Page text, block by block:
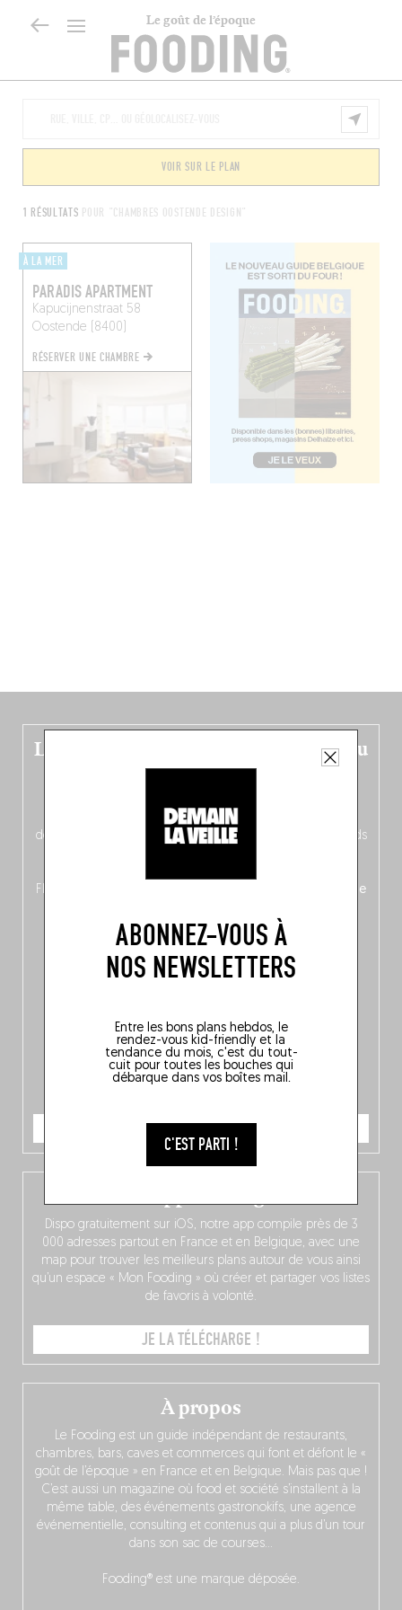
Le goût de l’époque
ABONNEZ-VOUS À
NOS NEWSLETTERS
Entre les bons plans hebdos, le
rendez-vous kid-friendly et la
tendance du mois, c'est du tout-
cuit pour toutes les bouches qui
débarque dans vos boîtes mail.
C'EST PARTI !
1 RÉSULTATS POUR "CHAMBRES OOSTENDE DESIGN"
VOIR SUR LE PLAN
À LA MER
PARADIS APARTMENT
Kapucijnenstraat 58
Oostende (8400)
RÉSERVER UNE CHAMBRE
Le nouveau guide Belgique est sorti du
four !
néerlandais côté face – à moins que ne soit l’inverse ?),
découvrez
une partie mag « Nord-Zuid »
qui met les pieds
Flandre, à Bruxelles et en Wallonie, ainsi qu’
un palmarès de
JE COMMANDE
À propos
Le Fooding est un guide indépendant de restaurants,
chambres, bars, caves et commerces qui font et défont le «
goût de l’époque » en France et en Belgique. Mais pas que !
C’est aussi un magazine où food et société s’installent à la
même table, des événements gastronokifs, une agence
événementielle, consulting et contenus qui a plus d’un tour
dans son sac de courses…
Fooding® est une marque déposée.
Dispo gratuitement sur iOS, notre app compile près de 3
000 adresses partout en France et en Belgique, avec une
map pour trouver les meilleurs plans autour de vous ainsi
qu’un espace « Mon Fooding » où créer et partager vos listes
de favoris à volonté.
JE LA TÉLÉCHARGE !